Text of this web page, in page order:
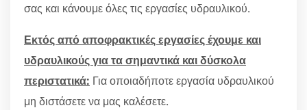
σας και κάνουμε όλες τις εργασίες υδραυλικού.
Εκτός από αποφρακτικές εργασίες έχουμε και
υδραυλικούς για τα σημαντικά και δύσκολα
περιστατικά: Για οποιαδήποτε εργασία υδραυλικού
μη διστάσετε να μας καλέσετε.